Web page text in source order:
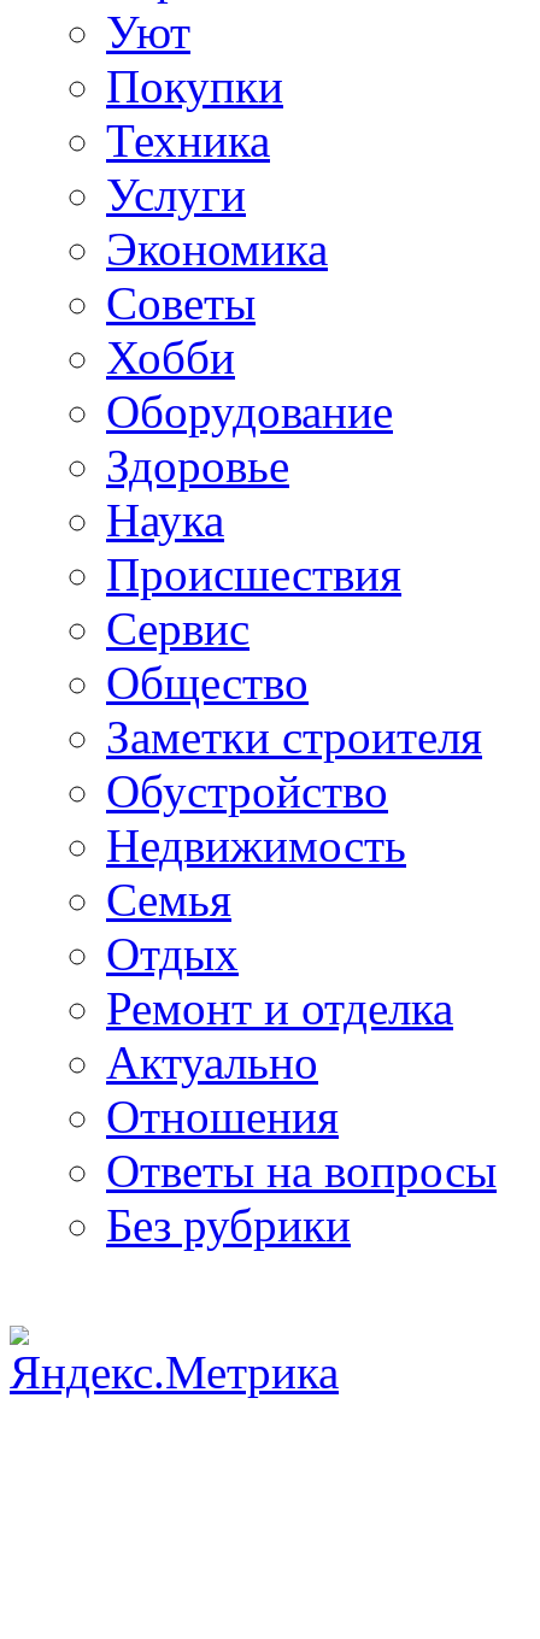
Уют
Покупки
Техника
Услуги
Экономика
Советы
Хобби
Oборудование
Здоровье
Наука
Происшествия
Сервис
Общество
Заметки строителя
Обустройство
Недвижимость
Семья
Отдых
Ремонт и отделка
Актуально
Отношения
Ответы на вопросы
Без рубрики